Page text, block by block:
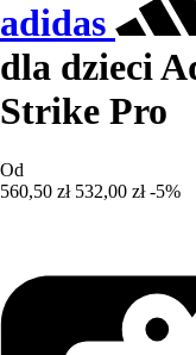
adidas
dla dzieci
Strike Pro
Od
560,50 zł 532,00 zł -5%